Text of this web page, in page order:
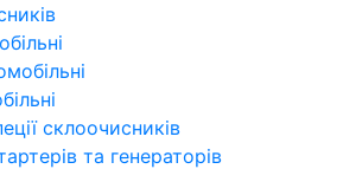
склоочисників
та генераторів